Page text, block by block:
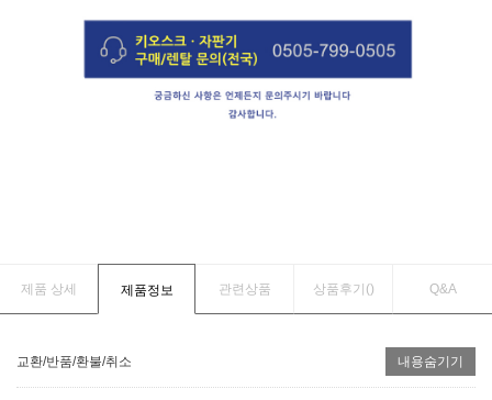
제품 상세 제품정보 관련상품 상품후기() Q&A
교환/반품/환불/취소 내용숨기기